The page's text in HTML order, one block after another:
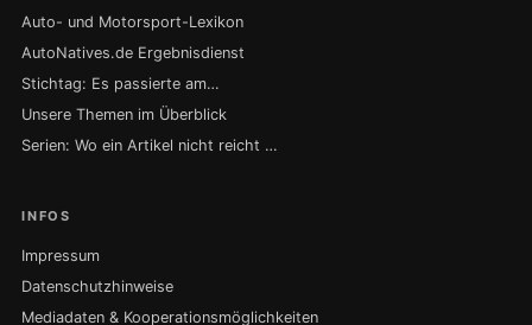
Auto- und Motorsport-Lexikon
AutoNatives.de Ergebnisdienst
Stichtag: Es passierte am…
Unsere Themen im Überblick
Serien: Wo ein Artikel nicht reicht …
INFOS
Impressum
Datenschutzhinweise
Mediadaten & Kooperationsmöglichkeiten